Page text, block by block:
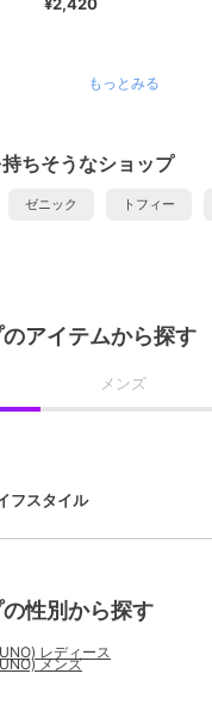
¥2,420
もっとみる
ちそうなショップ
ゼニック トフィー
アイテムから探す
メンズ
フスタイル
性別から探す
レディース
メンズ